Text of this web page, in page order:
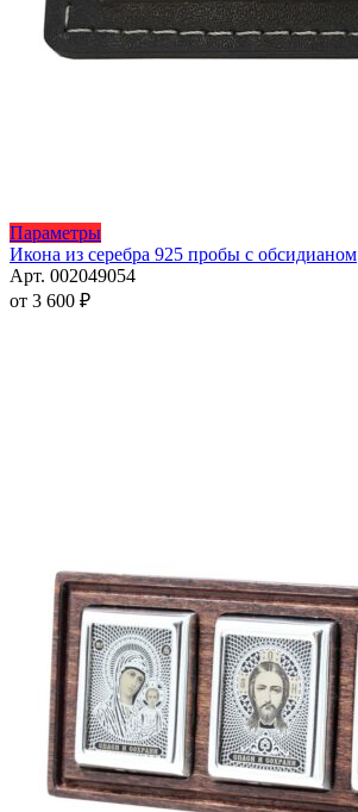
ПараметрыЭтот
товар
имеет
Икона из серебра 925 пробы с обсидианом
Арт. 002049054
от 3 600 ₽